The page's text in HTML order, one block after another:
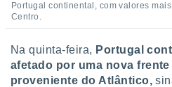
Portugal continental, com valores
Centro.
Na quinta-feira, Portugal
afetado por uma nova
proveniente do Atlântico,